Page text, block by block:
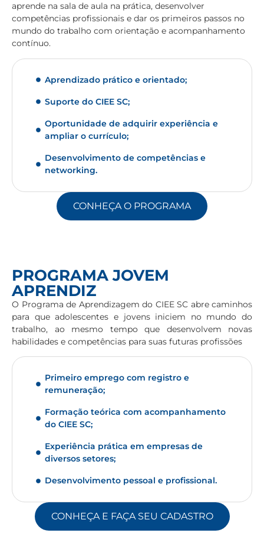
aprende na sala de aula na prática, desenvolver
competências profissionais e dar os primeiros passos no
mundo do trabalho com orientação e acompanhamento
contínuo.
Aprendizado prático e orientado;
Suporte do CIEE SC;
Oportunidade de adquirir experiência e
ampliar o currículo;
Desenvolvimento de competências e
networking.
CONHEÇA O PROGRAMA
PROGRAMA JOVEM
APRENDIZ
O Programa de Aprendizagem do CIEE SC abre caminhos
para que adolescentes e jovens iniciem no mundo do
trabalho, ao mesmo tempo que desenvolvem novas
habilidades e competências para suas futuras profissões
Primeiro emprego com registro e
remuneração;
Formação teórica com acompanhamento
do CIEE SC;
Experiência prática em empresas de
diversos setores;
Desenvolvimento pessoal e profissional.
CONHEÇA E FAÇA SEU CADASTRO